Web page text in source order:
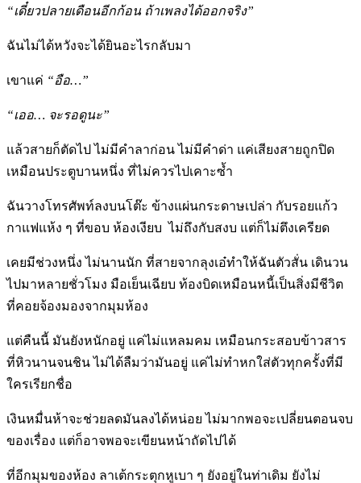
“เดี๋ยวปลายเดือนอีกก้อน ถ้าเพลงได้ออกจริง”
ฉันไม่ได้หวังจะได้ยินอะไรกลับมา
เขาแค่ “อือ…”
“เออ… จะรอดูนะ”
แล้วสายก็ตัดไป ไม่มีคำลาก่อน ไม่มีคำด่า แค่เสียงสายถูกปิด
เหมือนประตูบานหนึ่ง ที่ไม่ควรไปเคาะซ้ำ
ฉันวางโทรศัพท์ลงบนโต๊ะ ข้างแผ่นกระดาษเปล่า กับรอยแก้ว
กาแฟแห้ง ๆ ที่ขอบ ห้องเงียบ ไม่ถึงกับสงบ แต่ก็ไม่ตึงเครียด
เคยมีช่วงหนึ่ง ไม่นานนัก ที่สายจากลุงเอ๋ทำให้ฉันตัวสั่น เดินวน
ไปมาหลายชั่วโมง มือเย็นเฉียบ ท้องบิดเหมือนหนี้เป็นสิ่งมีชีวิต
ที่คอยจ้องมองจากมุมห้อง
แต่คืนนี้ มันยังหนักอยู่ แค่ไม่แหลมคม เหมือนกระสอบข้าวสาร
ที่หิวนานจนชิน ไม่ได้ลืมว่ามันอยู่ แค่ไม่ทำหกใส่ตัวทุกครั้งที่มี
ใครเรียกชื่อ
เงินหมื่นห้าจะช่วยลดมันลงได้หน่อย ไม่มากพอจะเปลี่ยนตอนจบ
ของเรื่อง แต่ก็อาจพอจะเขียนหน้าถัดไปได้
ที่อีกมุมของห้อง ลาเต้กระตุกหูเบา ๆ ยังอยู่ในท่าเดิม ยังไม่